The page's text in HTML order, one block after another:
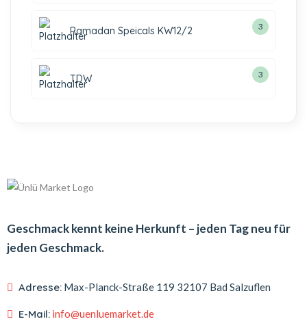
Ramadan Speicals KW12/2 3
TDW 3
Geschmack kennt keine Herkunft – jeden Tag neu für
jeden Geschmack.
Adresse: Max-Planck-Straße 119 32107 Bad Salzuflen
E-Mail: info@uenluemarket.de